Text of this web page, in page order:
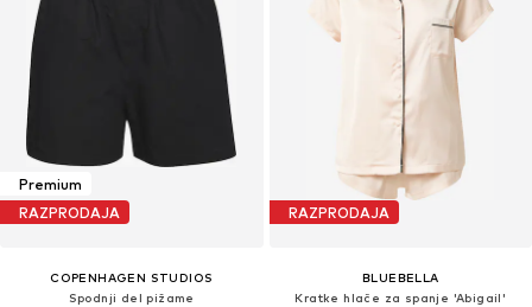
Premium
RAZPRODAJA
COPENHAGEN STUDIOS
Spodnji del pižame
RAZPRODAJA
BLUEBELLA
Kratke hlače za spanje 'Abigail'